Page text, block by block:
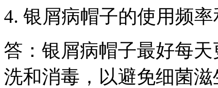
4. 银屑病帽子的使用频
答：银屑病帽子最好每
洗和消毒，以避免细菌